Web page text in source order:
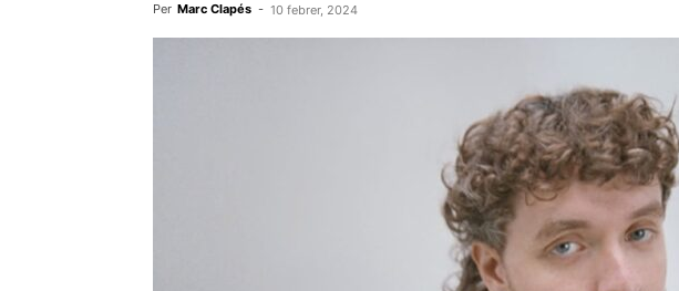
Per Marc Clapés - 10 febrer, 2024